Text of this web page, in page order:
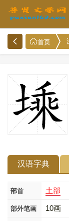
首页
汉语字典
部首 土部
部外笔画 10画